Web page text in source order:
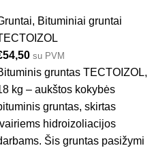
, Bituminiai gruntai
54,50 su PVM
gruntas TECTOIZOL,
kg – aukštos kokybės
gruntas, skirtas
hidroizoliacijos
Šis gruntas pasižymi